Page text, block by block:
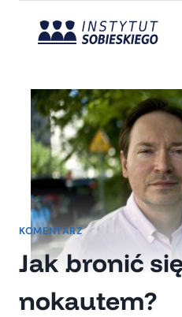
KOMENTARZ
Jak bronić
nokautem?